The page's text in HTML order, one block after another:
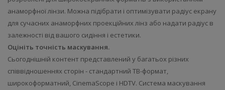
анаморфної лінзи. Можна підібрати і оптимізувати радіус екрану
для сучасних анаморфних проекційних лінз або надати радіус в
залежності від вашого сидіння і естетики.
Оцініть точність маскування.
Сьогоднішній контент представлений у багатьох різних
співвідношеннях сторін - стандартний ТВ-формат,
широкоформатний, CinemaScope і HDTV. Система маскування